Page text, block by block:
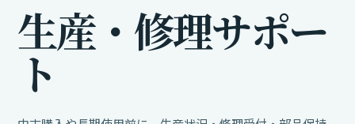
生産・ 修理サポー
ト